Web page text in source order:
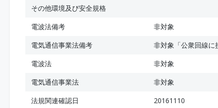
その他環境及び安全規格
電波法備考
非対象
電気通信事業法備考
非対象「公衆回線に
電波法
非対象
電気通信事業法
非対象
法規関連確認日
20161110